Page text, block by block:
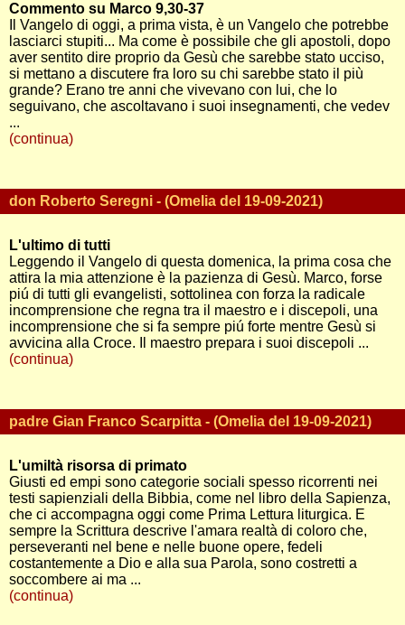
Commento su Marco 9,30-37
Il Vangelo di oggi, a prima vista, è un Vangelo che potrebbe
lasciarci stupiti... Ma come è possibile che gli apostoli, dopo
aver sentito dire proprio da Gesù che sarebbe stato ucciso,
si mettano a discutere fra loro su chi sarebbe stato il più
grande? Erano tre anni che vivevano con lui, che lo
seguivano, che ascoltavano i suoi insegnamenti, che vedev
...
(continua)
don Roberto Seregni - (Omelia del 19-09-2021)
L'ultimo di tutti
Leggendo il Vangelo di questa domenica, la prima cosa che
attira la mia attenzione è la pazienza di Gesù. Marco, forse
piú di tutti gli evangelisti, sottolinea con forza la radicale
incomprensione che regna tra il maestro e i discepoli, una
incomprensione che si fa sempre piú forte mentre Gesù si
avvicina alla Croce. Il maestro prepara i suoi discepoli ...
(continua)
padre Gian Franco Scarpitta - (Omelia del 19-09-2021)
L'umiltà risorsa di primato
Giusti ed empi sono categorie sociali spesso ricorrenti nei
testi sapienziali della Bibbia, come nel libro della Sapienza,
che ci accompagna oggi come Prima Lettura liturgica. E
sempre la Scrittura descrive l'amara realtà di coloro che,
perseveranti nel bene e nelle buone opere, fedeli
costantemente a Dio e alla sua Parola, sono costretti a
soccombere ai ma ...
(continua)